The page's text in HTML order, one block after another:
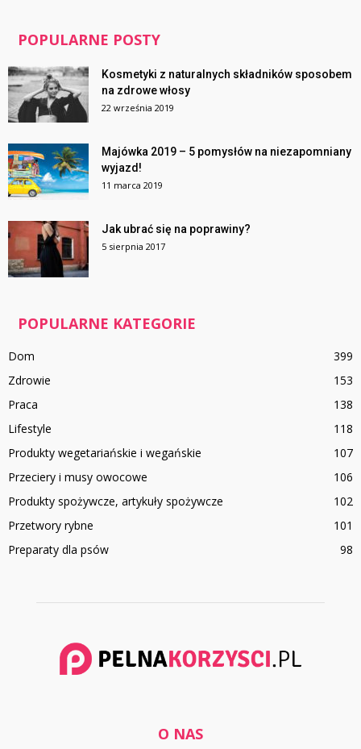
POPULARNE POSTY
Kosmetyki z naturalnych składników sposobem
na zdrowe włosy
22 września 2019
Majówka 2019 – 5 pomysłów na niezapomniany
wyjazd!
11 marca 2019
Jak ubrać się na poprawiny?
5 sierpnia 2017
POPULARNE KATEGORIE
Dom
399
Zdrowie
153
Praca
138
Lifestyle
118
Produkty wegetariańskie i wegańskie
107
Przeciery i musy owocowe
106
Produkty spożywcze, artykuły spożywcze
102
Przetwory rybne
101
Preparaty dla psów
98
O NAS